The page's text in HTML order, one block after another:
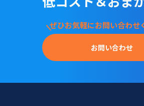
お問い合わせ
ぜひお気軽にお問い合わせ